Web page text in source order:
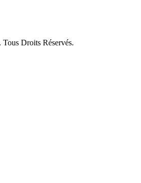
Droits Réservés.